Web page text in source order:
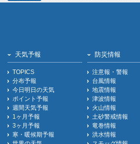
天気予報
TOPICS
分布予報
今日明日の天気
ポイント予報
週間天気予報
1ヶ月予報
3ヶ月予報
寒・暖候期予報
防災情報
注意報・警報
台風情報
地震情報
津波情報
火山情報
土砂警戒情報
竜巻情報
洪水情報